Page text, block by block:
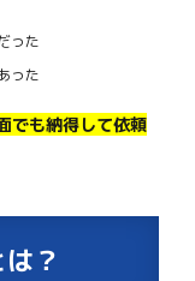
った
った
でも納得して依頼
？